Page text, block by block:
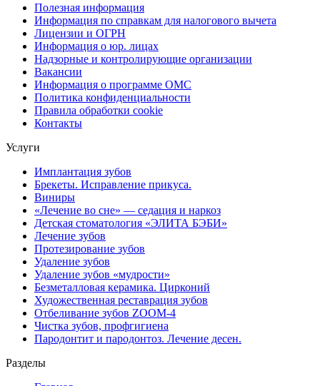
Полезная информация
Информация по справкам для налогового вычета
Лицензии и ОГРН
Информация о юр. лицах
Надзорные и контролирующие организации
Вакансии
Информация о программе ОМС
Политика конфиденциальности
Правила обработки cookie
Контакты
Услуги
Имплантация зубов
Брекеты. Исправление прикуса.
Виниры
«Лечение во сне» — седация и наркоз
Детская стоматология «ЭЛИТА БЭБИ»
Лечение зубов
Протезирование зубов
Удаление зубов
Удаление зубов «мудрости»
Безметалловая керамика. Цирконий
Художественная реставрация зубов
Отбеливание зубов ZOOM-4
Чистка зубов, профгигиена
Пародонтит и пародонтоз. Лечение десен.
Разделы